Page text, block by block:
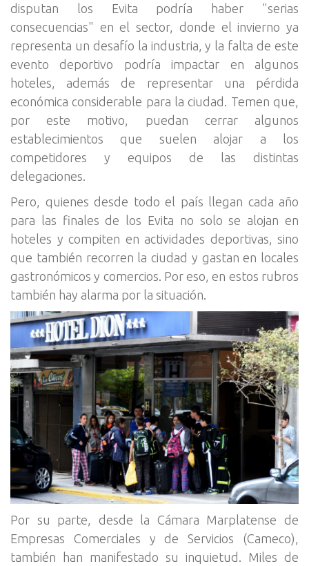
disputan los Evita podría haber "serias
consecuencias" en el sector, donde el invierno ya
representa un desafío la industria, y la falta de este
evento deportivo podría impactar en algunos
hoteles, además de representar una pérdida
económica considerable para la ciudad. Temen que,
por este motivo, puedan cerrar algunos
establecimientos que suelen alojar a los
competidores y equipos de las distintas
delegaciones.
Pero, quienes desde todo el país llegan cada año
para las finales de los Evita no solo se alojan en
hoteles y compiten en actividades deportivas, sino
que también recorren la ciudad y gastan en locales
gastronómicos y comercios. Por eso, en estos rubros
también hay alarma por la situación.
Por su parte, desde la Cámara Marplatense de
Empresas Comerciales y de Servicios (Cameco),
también han manifestado su inquietud. Miles de